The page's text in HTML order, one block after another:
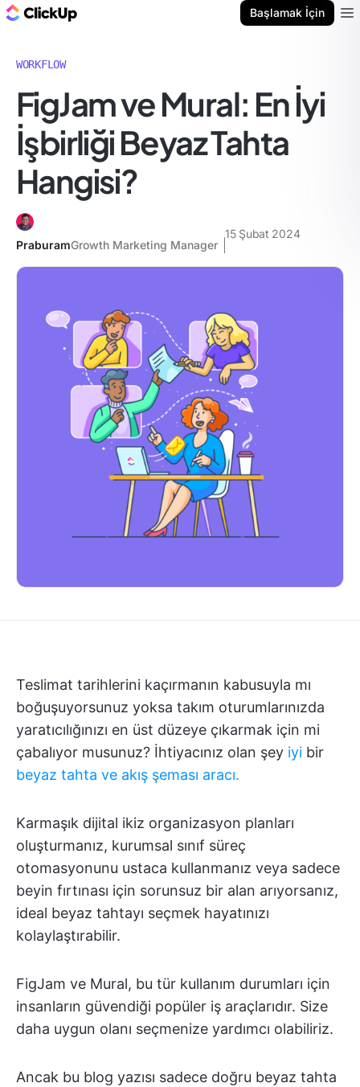
Başlamak İçin
WORKFLOW
FigJam ve Mural: En İyi
İşbirliği Beyaz Tahta
Hangisi?
PraburamGrowth Marketing Manager
15 Şubat 2024
Teslimat tarihlerini kaçırmanın kabusuyla mı
boğuşuyorsunuz yoksa takım oturumlarınızda
yaratıcılığınızı en üst düzeye çıkarmak için mi
çabalıyor musunuz? İhtiyacınız olan şey iyi bir
beyaz tahta ve akış şeması aracı.
Karmaşık dijital ikiz organizasyon planları
oluşturmanız, kurumsal sınıf süreç
otomasyonunu ustaca kullanmanız veya sadece
beyin fırtınası için sorunsuz bir alan arıyorsanız,
ideal beyaz tahtayı seçmek hayatınızı
kolaylaştırabilir.
FigJam ve Mural, bu tür kullanım durumları için
insanların güvendiği popüler iş araçlarıdır. Size
daha uygun olanı seçmenize yardımcı olabiliriz.
Ancak bu blog yazısı sadece doğru beyaz tahta